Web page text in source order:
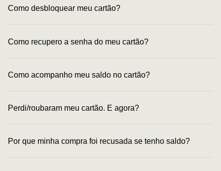
Como desbloquear meu cartão?
Como recupero a senha do meu cartão?
Como acompanho meu saldo no cartão?
Perdi/roubaram meu cartão. E agora?
Por que minha compra foi recusada se tenho saldo?